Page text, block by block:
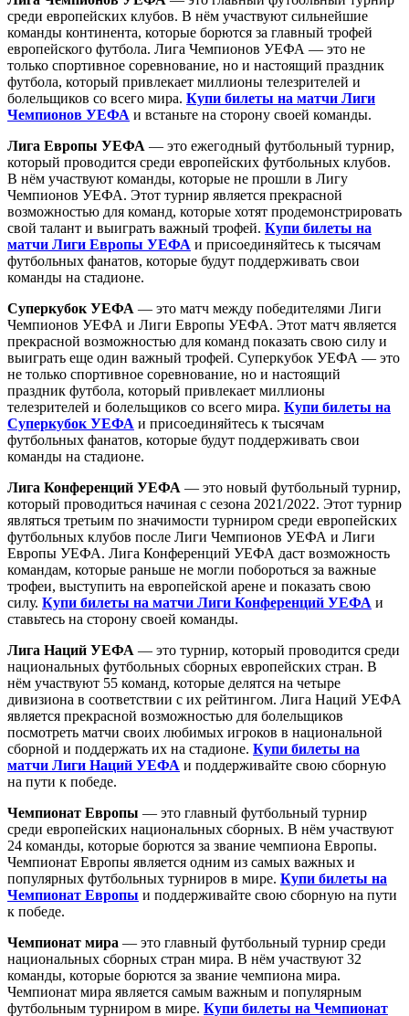
среди европейских клубов. В нём участвуют сильнейшие
команды континента, которые борются за главный трофей
европейского футбола. Лига Чемпионов УЕФА — это не
только спортивное соревнование, но и настоящий праздник
футбола, который привлекает миллионы телезрителей и
болельщиков со всего мира. Купи билеты на матчи Лиги
Чемпионов УЕФА и встаньте на сторону своей команды.
Лига Европы УЕФА — это ежегодный футбольный турнир,
который проводится среди европейских футбольных клубов.
В нём участвуют команды, которые не прошли в Лигу
Чемпионов УЕФА. Этот турнир является прекрасной
возможностью для команд, которые хотят продемонстрировать
свой талант и выиграть важный трофей. Купи билеты на
матчи Лиги Европы УЕФА и присоединяйтесь к тысячам
футбольных фанатов, которые будут поддерживать свои
команды на стадионе.
Суперкубок УЕФА — это матч между победителями Лиги
Чемпионов УЕФА и Лиги Европы УЕФА. Этот матч является
прекрасной возможностью для команд показать свою силу и
выиграть еще один важный трофей. Суперкубок УЕФА — это
не только спортивное соревнование, но и настоящий
праздник футбола, который привлекает миллионы
телезрителей и болельщиков со всего мира. Купи билеты на
Суперкубок УЕФА и присоединяйтесь к тысячам
футбольных фанатов, которые будут поддерживать свои
команды на стадионе.
Лига Конференций УЕФА — это новый футбольный турнир,
который проводиться начиная с сезона 2021/2022. Этот турнир
являться третьим по значимости турниром среди европейских
футбольных клубов после Лиги Чемпионов УЕФА и Лиги
Европы УЕФА. Лига Конференций УЕФА даст возможность
командам, которые раньше не могли побороться за важные
трофеи, выступить на европейской арене и показать свою
силу. Купи билеты на матчи Лиги Конференций УЕФА и
ставьтесь на сторону своей команды.
Лига Наций УЕФА — это турнир, который проводится среди
национальных футбольных сборных европейских стран. В
нём участвуют 55 команд, которые делятся на четыре
дивизиона в соответствии с их рейтингом. Лига Наций УЕФА
является прекрасной возможностью для болельщиков
посмотреть матчи своих любимых игроков в национальной
сборной и поддержать их на стадионе. Купи билеты на
матчи Лиги Наций УЕФА и поддерживайте свою сборную
на пути к победе.
Чемпионат Европы — это главный футбольный турнир
среди европейских национальных сборных. В нём участвуют
24 команды, которые борются за звание чемпиона Европы.
Чемпионат Европы является одним из самых важных и
популярных футбольных турниров в мире. Купи билеты на
Чемпионат Европы и поддерживайте свою сборную на пути
к победе.
Чемпионат мира — это главный футбольный турнир среди
национальных сборных стран мира. В нём участвуют 32
команды, которые борются за звание чемпиона мира.
Чемпионат мира является самым важным и популярным
футбольным турниром в мире. Купи билеты на Чемпионат